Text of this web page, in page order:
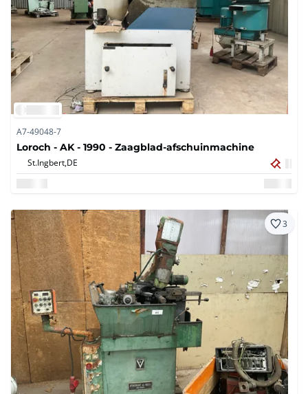
A7-49048-7
Loroch - AK - 1990 - Zaagblad-afschuinmachine
St.Ingbert,DE
3